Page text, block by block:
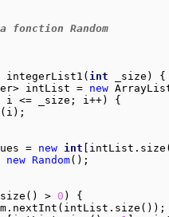
fonction Random
integerList1( int _size) {
intList =
new
i <= _size; i++) {
(i);
= new int [intList. size
new Random();
size () > 0 ) {
nextInt (intList. size ());